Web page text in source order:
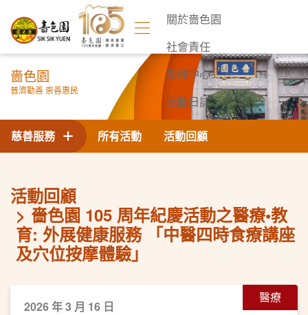
關於嗇色園
社會責任
新聞中心
活動日誌
聯絡我們
嗇色園
普濟勸善 崇善惠民
所有活動 活動回顧
慈善服務
活動回顧
嗇色園 105 周年紀慶活動之醫療•教
育: 外展健康服務 「中醫四時食療講座
及穴位按摩體驗」
醫療
2026 年 3 月 16 日